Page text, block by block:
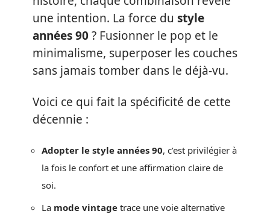
une intention. La force du style
années 90? Fusionner le pop et le
minimalisme, superposer les couches
sans jamais tomber dans le déjà-vu.
Voici ce qui fait la spécificité de cette
décennie :
Adopter le style années 90, c’est privilégier à
la fois le confort et une affirmation claire de
soi.
La mode vintage trace une voie alternative